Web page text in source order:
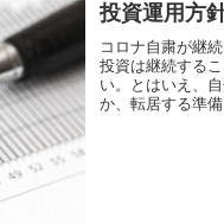
投資運用方
コロナ自粛が継
投資は継続する
い。とはいえ、
か、転居する準